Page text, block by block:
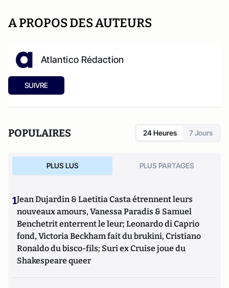
A PROPOS DES AUTEURS
Atlantico Rédaction
SUIVRE
POPULAIRES 24 Heures 7 Jours
PLUS LUS PLUS PARTAGES
1Jean Dujardin & Laetitia Casta étrennent leurs
nouveaux amours, Vanessa Paradis & Samuel
Benchetrit enterrent le leur; Leonardo di Caprio
fond, Victoria Beckham fait du brukini, Cristiano
Ronaldo du bisco-fils; Suri ex Cruise joue du
Shakespeare queer